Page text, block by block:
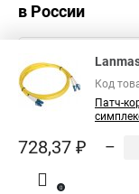
в России
Код
Патч-
728,37 ₽ –
0